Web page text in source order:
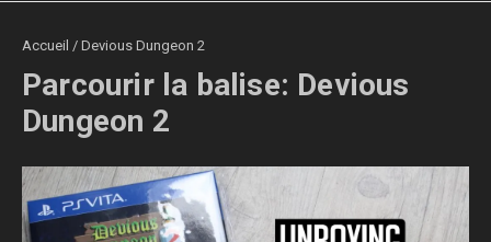
Accueil / Devious Dungeon 2
Parcourir la balise: Devious
Dungeon 2